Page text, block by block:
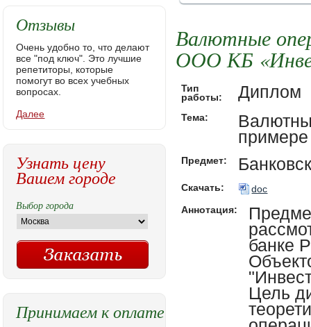
Валютные
ООО КБ
Тип
работы:
Диплом
Тема:
Предмет:
Скачать:
doc
Аннотация:
банке
Цель
Отзывы
Очень удобно то, что делают
все "под ключ". Это лучшие
репетиторы, которые
помогут во всех учебных
вопросах.
Далее
Узнать цену
Вашем городе
Выбор города
Принимаем к оплате